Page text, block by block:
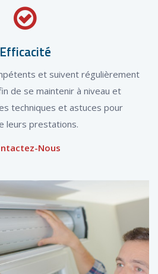
Efficacité
et suivent régulièrement
de se maintenir à niveau et
techniques et astuces pour
leurs prestations.
Nous